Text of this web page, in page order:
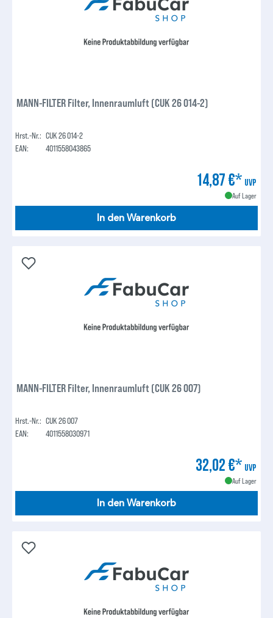
MANN-FILTER Filter, Innenraumluft (CUK 26 014-2)
Hrst.-Nr.: CUK 26 014-2
EAN:
4011558043865
14,87 €* UVP
Auf Lager
In den Warenkorb
MANN-FILTER Filter, Innenraumluft (CUK 26 007)
Hrst.-Nr.: CUK 26 007
EAN:
4011558030971
32,02 €* UVP
Auf Lager
In den Warenkorb